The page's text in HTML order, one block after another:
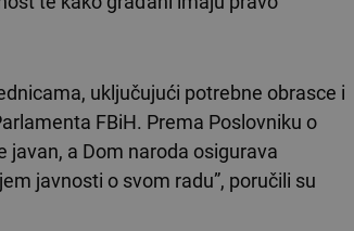
uključujući potrebne obrasce i
FBiH. Prema Poslovniku o
javan, a Dom naroda osigurava
javnosti o svom radu”, poručili su